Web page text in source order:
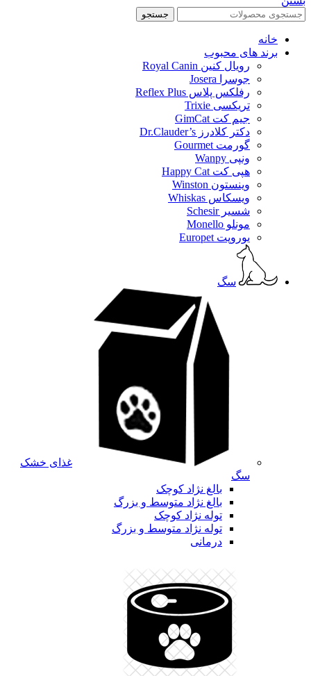
جستجو
خانه
برند های محبوب
رویال کنین Royal Canin
جوسرا Josera
رفلکس پلاس Reflex Plus
تریکسی Trixie
جیم کت GimCat
دکتر کلادرز Dr.Clauder’s
گورمت Gourmet
ونپی Wanpy
هپی کت Happy Cat
وینستون Winston
ویسکاس Whiskas
شسیر Schesir
مونلو Monello
یوروپت Europet
سگ
غذای خشک
سگ
بالغ نژاد کوچک
بالغ نژاد متوسط و بزرگ
توله نژاد کوچک
توله نژاد متوسط و بزرگ
درمانی